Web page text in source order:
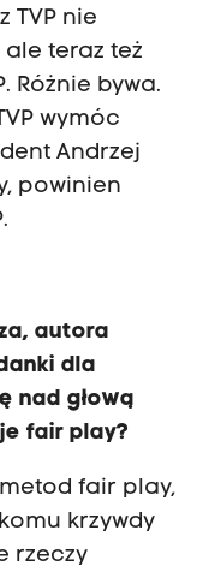
TVP nie
teraz też
Różnie bywa.
wymóc
Andrzej
powinien
autora
dla
nad głową
fair play?
fair play,
krzywdy
rzeczy